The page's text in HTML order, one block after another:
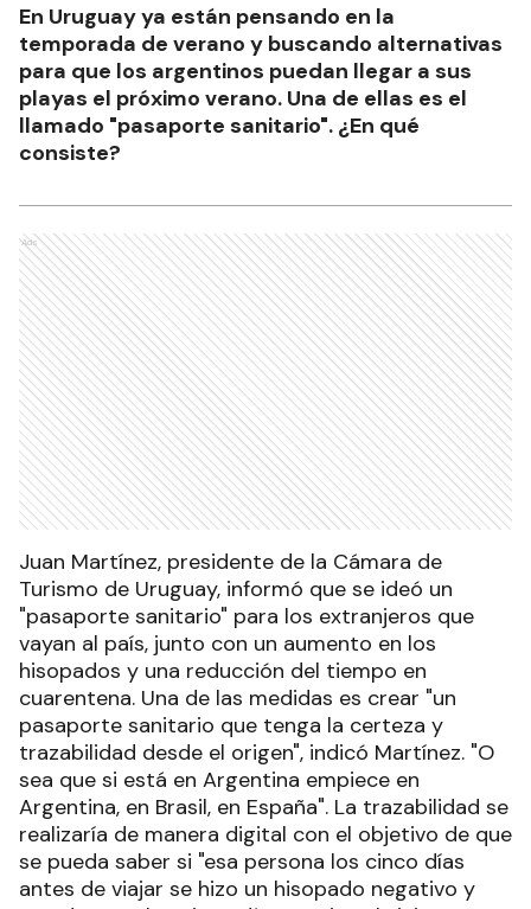
En Uruguay ya están pensando en la
temporada de verano y buscando alternativas
para que los argentinos puedan llegar a sus
playas el próximo verano. Una de ellas es el
llamado "pasaporte sanitario". ¿En qué
consiste?
Ads
Juan Martínez, presidente de la Cámara de
Turismo de Uruguay, informó que se ideó un
"pasaporte sanitario" para los extranjeros que
vayan al país, junto con un aumento en los
hisopados y una reducción del tiempo en
cuarentena. Una de las medidas es crear "un
pasaporte sanitario que tenga la certeza y
trazabilidad desde el origen", indicó Martínez. "O
sea que si está en Argentina empiece en
Argentina, en Brasil, en España". La trazabilidad se
realizaría de manera digital con el objetivo de que
se pueda saber si "esa persona los cinco días
antes de viajar se hizo un hisopado negativo y